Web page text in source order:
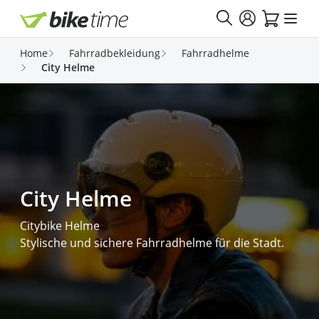
Direkt zum Inhalt
Home Fahrradbekleidung
Fahrradhelme
City Helme
City Helme
Citybike Helme
Stylische und sichere Fahrradhelme für die Stadt.